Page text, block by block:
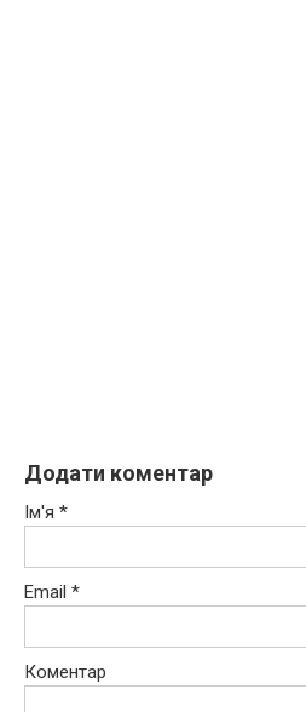
Додати коментар
Ім'я *
Email *
Коментар